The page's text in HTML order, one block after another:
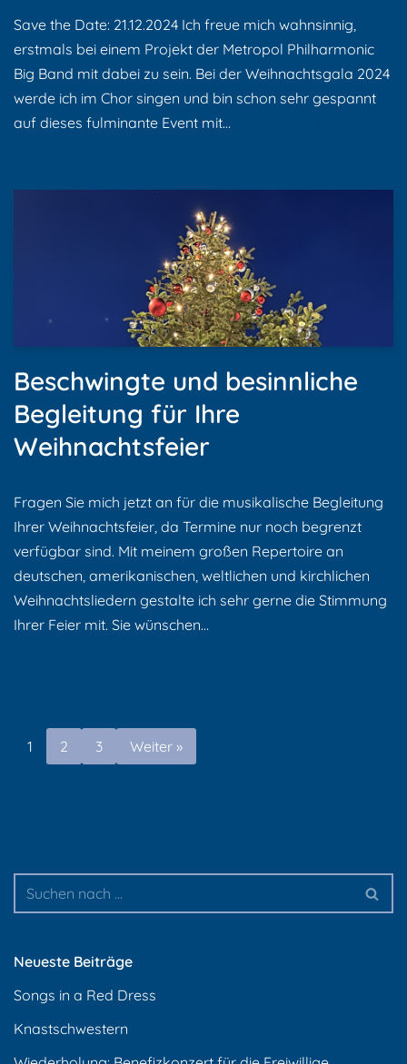
Save the Date: 21.12.2024 Ich freue mich wahnsinnig,
erstmals bei einem Projekt der Metropol Philharmonic
Big Band mit dabei zu sein. Bei der Weihnachtsgala 2024
werde ich im Chor singen und bin schon sehr gespannt
auf dieses fulminante Event mit…
Beschwingte und besinnliche
Begleitung für Ihre
Weihnachtsfeier
Fragen Sie mich jetzt an für die musikalische Begleitung
Ihrer Weihnachtsfeier, da Termine nur noch begrenzt
verfügbar sind. Mit meinem großen Repertoire an
deutschen, amerikanischen, weltlichen und kirchlichen
Weihnachtsliedern gestalte ich sehr gerne die Stimmung
Ihrer Feier mit. Sie wünschen…
1 2 3 Weiter »
Neueste Beiträge
Songs in a Red Dress
Knastschwestern